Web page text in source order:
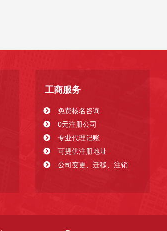
工商服务
免费核名咨询
0元注册公司
专业代理记账
可提供注册地址
公司变更、迁移、注销